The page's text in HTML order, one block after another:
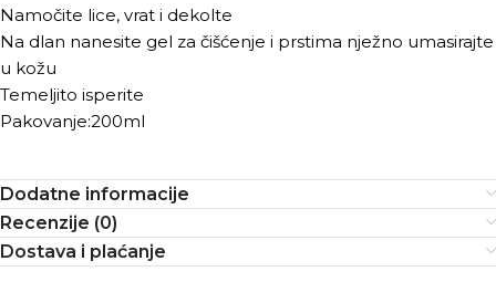
Namočite lice, vrat i dekolte
Na dlan nanesite gel za čišćenje i prstima nježno umasirajte
u kožu
Temeljito isperite
Pakovanje:200ml
Dodatne informacije
Recenzije (0)
Dostava i plaćanje